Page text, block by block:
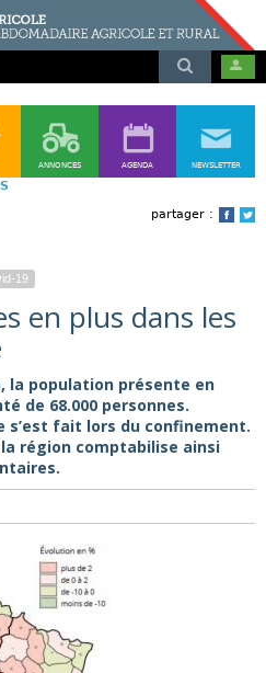
ANNONCES AGENDA NEWSLETTER
partager :
19
en plus dans les
la population présente en
de 68.000 personnes.
s’est fait lors du confinement.
région comptabilise ainsi